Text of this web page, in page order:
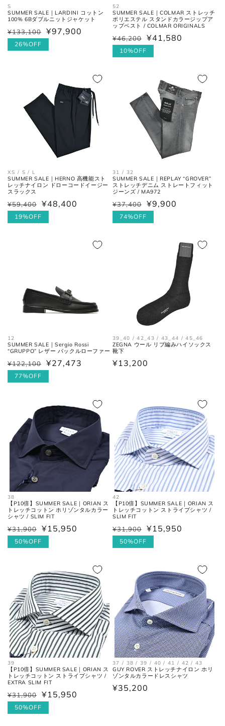
S
SUMMER SALE｜LARDINI コットン
100% 6Bダブルニットジャケット
通
常
¥133,100
セ
ー
¥97,900
26%OFF
52
SUMMER SALE｜COLMAR ストレッチ
ポリエステル スタンドカラージップア
ップベスト / COLMAR ORIGINALS
通
常
¥46,200
セ
ー
¥41,580
10%OFF
XS / S / L
SUMMER SALE｜HERNO 高機能スト
レッチナイロン ドローコードイージー
スラックス
通
常
¥59,400
セ
ー
¥48,400
19%OFF
31 / 32
SUMMER SALE｜REPLAY “GROVER”
ストレッチデニム ストレートフィット
ジーンズ / MA972
通
常
¥37,400
セ
ー
¥9,900
74%OFF
12
SUMMER SALE｜Sergio Rossi
“GRUPPO” レザー バックルローファー
通
常
¥122,100
セ
ー
¥27,473
77%OFF
39_40 / 42_43 / 43_44 / 45_46
ZEGNA ウール リブ編みハイソックス
靴下
通
¥13,200
38
【P10倍】SUMMER SALE｜ORIAN ス
トレッチコットン ホリゾンタルカラー
シャツ / SLIM FIT
通
常
¥31,900
セ
ー
¥15,950
50%OFF
42
【P10倍】SUMMER SALE｜ORIAN ス
トレッチコットン ストライプシャツ /
SLIM FIT
通
常
¥31,900
セ
ー
¥15,950
50%OFF
39
【P10倍】SUMMER SALE｜ORIAN ス
トレッチコットン ストライプシャツ /
EXTRA SLIM FIT
通
常
¥31,900
セ
ー
¥15,950
50%OFF
37 / 38 / 39 / 40 / 41 / 42 / 43
GUY ROVER ストレッチナイロン ホリ
ゾンタルカラードレスシャツ
通
¥35,200
ウエス
平置きにし、自然なテンションを
加え端と端を結んだ長さ×2。
の交点。
股下の縫い目の交点から、内側の
シームに沿った裾までの長さ。
太腿幅
(ワタリ
股下の縫い目の交点から、5cm裾
方向へ下がった位置の端と端を結
裾幅 裾の端と端を結んだ長さ。
大剣と小剣の先端を結んだ長さ。
大剣幅
シューズ
全長
最大幅
一番張り出しているアウトソール
の最大幅。
ヒール
高さ
ヒールの上端と下端を結んだ長
さ。
お直しについてはこちら
のページでご確認
ください。